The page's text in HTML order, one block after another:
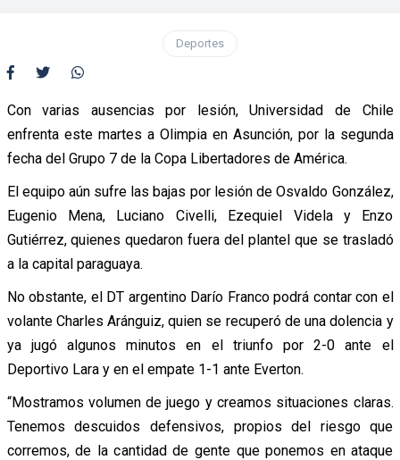
Deportes
Con varias ausencias por lesión, Universidad de Chile
enfrenta este martes a Olimpia en Asunción, por la segunda
fecha del Grupo 7 de la Copa Libertadores de América.
El equipo aún sufre las bajas por lesión de Osvaldo González,
Eugenio Mena, Luciano Civelli, Ezequiel Videla y Enzo
Gutiérrez, quienes quedaron fuera del plantel que se trasladó
a la capital paraguaya.
No obstante, el DT argentino Darío Franco podrá contar con el
volante Charles Aránguiz, quien se recuperó de una dolencia y
ya jugó algunos minutos en el triunfo por 2-0 ante el
Deportivo Lara y en el empate 1-1 ante Everton.
“Mostramos volumen de juego y creamos situaciones claras.
Tenemos descuidos defensivos, propios del riesgo que
corremos, de la cantidad de gente que ponemos en ataque